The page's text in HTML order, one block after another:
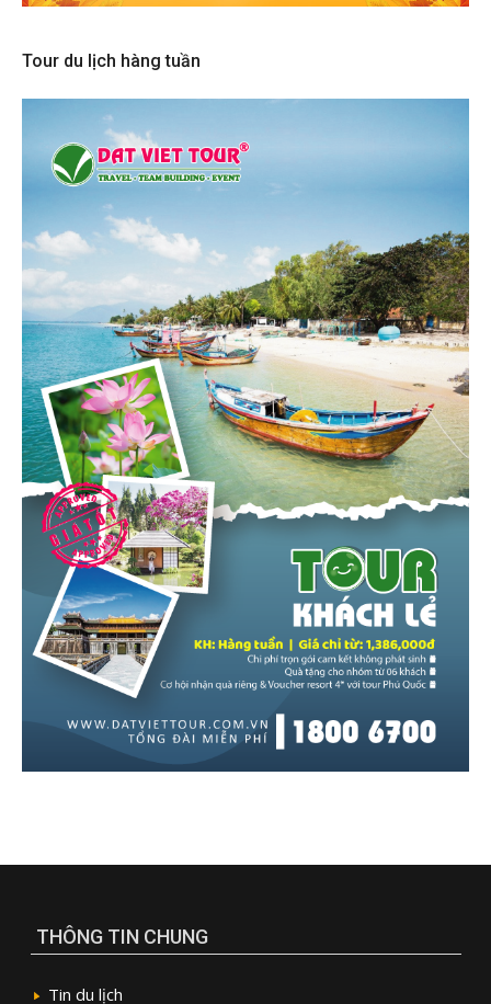
Tour du lịch hàng tuần
THÔNG TIN CHUNG
Tin du lịch